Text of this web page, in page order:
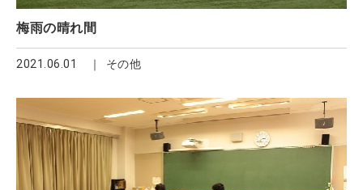
梅雨の晴れ間
2021.06.01 その他